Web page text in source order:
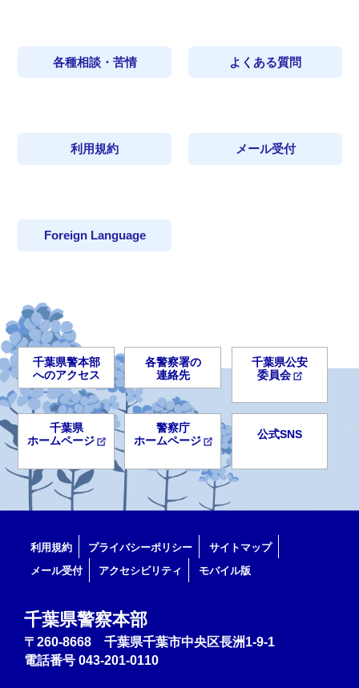
各種相談・苦情 よくある質問
利用規約 メール受付
Foreign Language
千葉県警本部
へのアクセス
各警察署の
連絡先
千葉県公安
委員会
千葉県
ホームページ
警察庁
ホームページ
公式SNS
利用規約 プライバシーポリシー
サイトマップ
メール受付
アクセシビリティ モバイル版
千葉県警察本部
〒260-8668 千葉県千葉市中央区長洲1-9-1
電話番号 043-201-0110